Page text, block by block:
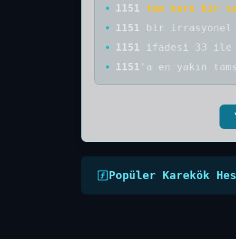
• 1151 tam kare bir
•
1151 bir
•
1151
ifadesi 33 ile
•
1151 'a en yakın
Popüler Karekök